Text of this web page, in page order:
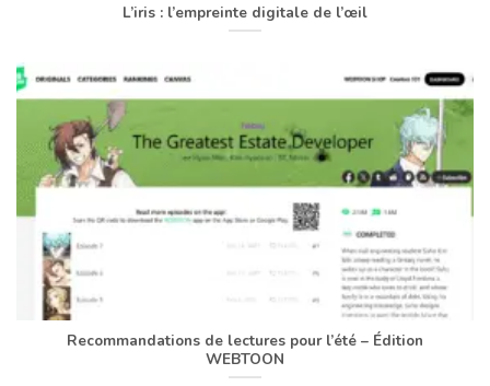
L’iris : l’empreinte digitale de l’œil
Recommandations de lectures pour l’été – Édition
WEBTOON